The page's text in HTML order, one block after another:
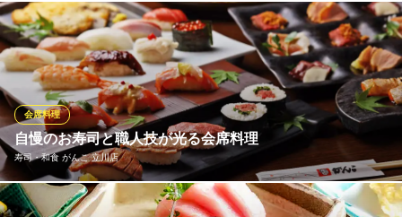
西武多摩湖線（萩山-西武遊園地）武蔵大和駅 徒歩20分
東京都東大和市仲原3-1
梅の花では、名物の豆腐と湯葉をベースに、季節の食材を活かし
た懐石コースをご用意しています。華やかな見た目に、出汁や食
材の豊かな香り…四季折々の情緒を五感を使ってご堪能いただけ
ます。接待や宴会などのビジネスシーンから、ご友人やご親戚と
のお集まり、同窓会など大人数でのお集りなど幅広くご利用いた
だけます。
梅の花 立川店
日本料理 湯葉と豆腐
ＪＲ中央線立川駅北口 徒歩15分
自慢のお寿司と職人技が光る会席料理
寿司・和食 がんこ 立川店
会席料理
厳選した本まぐろを使用し、旨味・食感・鮮度にこだわった極上